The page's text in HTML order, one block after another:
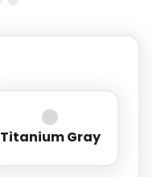
Titanium Gray
Titanium Gray